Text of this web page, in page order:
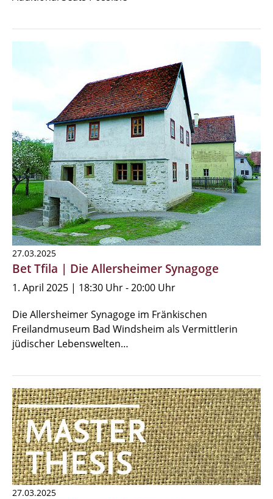
27.03.2025
Bet Tfila | Die Allersheimer Synagoge
1. April 2025 | 18:30 Uhr - 20:00 Uhr
Die Allersheimer Synagoge im Fränkischen
Freilandmuseum Bad Windsheim als Vermittlerin
jüdischer Lebenswelten…
27.03.2025